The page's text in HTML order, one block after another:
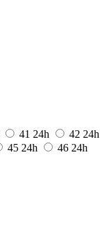
41 24h 42 24h
45 24h 46 24h